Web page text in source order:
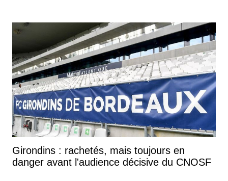
Girondins : rachetés, mais toujours en
danger avant l'audience décisive du CNOSF